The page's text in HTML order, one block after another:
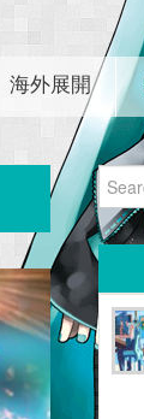
海外展開
Search
for: